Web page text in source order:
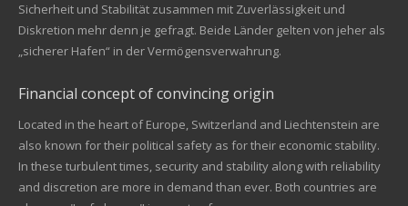
Sicherheit und Stabilität zusammen mit Zuverlässigkeit und
Diskretion mehr denn je gefragt. Beide Länder gelten von jeher als
„sicherer Hafen“ in der Vermögensverwahrung.
Financial concept of convincing origin
Located in the heart of Europe, Switzerland and Liechtenstein are
also known for their political safety as for their economic stability.
In these turbulent times, security and stability along with reliability
and discretion are more in demand than ever. Both countries are
Kundenbewertungen und Erfahrungen zu
EM Global Service AG